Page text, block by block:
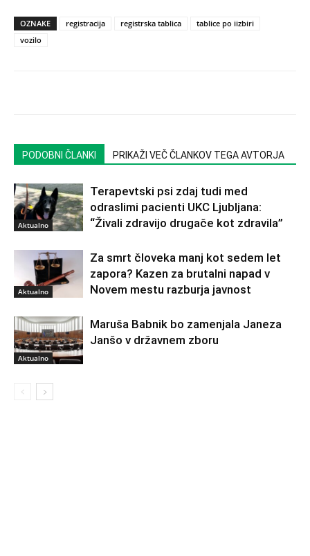
OZNAKE registracija registrska tablica
tablice po iizbiri
vozilo
PODOBNI ČLANKI PRIKAŽI VEČ ČLANKOV TEGA AVTORJA
Aktualno
Terapevtski psi zdaj tudi med
odraslimi pacienti UKC Ljubljana:
“Živali zdravijo drugače kot zdravila”
Aktualno
Za smrt človeka manj kot sedem let
zapora? Kazen za brutalni napad v
Novem mestu razburja javnost
Aktualno
Maruša Babnik bo zamenjala Janeza
Janšo v državnem zboru